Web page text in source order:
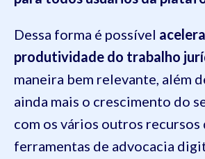
Dessa forma é possível
produtividade do trabalho
maneira bem relevante, além
ainda mais o crescimento do
com os vários outros recursos
ferramentas de advocacia